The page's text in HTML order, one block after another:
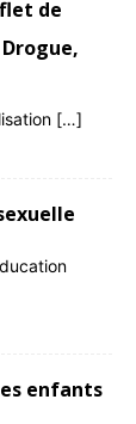
de
[…]
enfants